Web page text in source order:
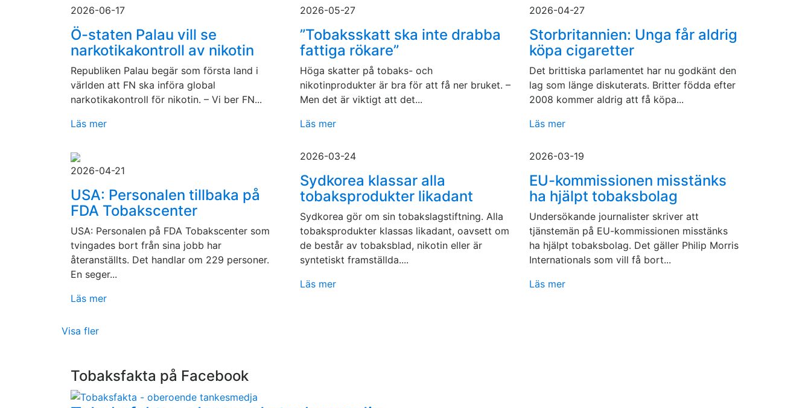
2026-06-17
Ö-staten Palau vill se
narkotikakontroll av nikotin
Republiken Palau begär som första land i
världen att FN ska införa global
narkotikakontroll för nikotin. – Vi ber FN...
Läs mer
2026-05-27
”Tobaksskatt ska inte drabba
fattiga rökare”
Höga skatter på tobaks- och
nikotinprodukter är bra för att få ner bruket. –
Men det är viktigt att det...
Läs mer
2026-04-27
Storbritannien: Unga får aldrig
köpa cigaretter
Det brittiska parlamentet har nu godkänt den
lag som länge diskuterats. Britter födda efter
2008 kommer aldrig att få köpa...
Läs mer
2026-04-21
USA: Personalen tillbaka på
FDA Tobakscenter
USA: Personalen på FDA Tobakscenter som
tvingades bort från sina jobb har
återanställts. Det handlar om 229 personer.
En seger...
Läs mer
2026-03-24
Sydkorea klassar alla
tobaksprodukter likadant
Sydkorea gör om sin tobakslagstiftning. Alla
tobaksprodukter klassas likadant, oavsett om
de består av tobaksblad, nikotin eller är
syntetiskt framställda....
Läs mer
2026-03-19
EU-kommissionen misstänks
ha hjälpt tobaksbolag
Undersökande journalister skriver att
tjänstemän på EU-kommissionen misstänks
ha hjälpt tobaksbolag. Det gäller Philip Morris
Internationals som vill få bort...
Läs mer
Visa fler
Tobaksfakta på Facebook